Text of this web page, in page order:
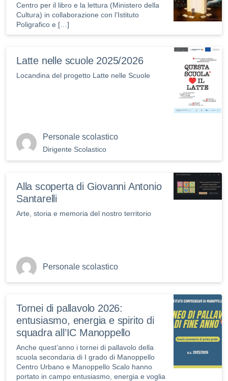
Centro per il libro e la lettura (Ministero della
Cultura) in collaborazione con l’Istituto
Poligrafico e […]
Latte nelle scuole 2025/2026
Locandina del progetto Latte nelle Scuole
Personale scolastico
Dirigente Scolastico
Alla scoperta di Giovanni Antonio
Santarelli
Arte, storia e memoria del nostro territorio
Personale scolastico
Tornei di pallavolo 2026:
entusiasmo, energia e spirito di
squadra all’IC Manoppello
Anche quest’anno i tornei di pallavolo della
scuola secondaria di I grado di Manoppello
Centro Urbano e Manoppello Scalo hanno
portato in campo entusiasmo, energia e voglia